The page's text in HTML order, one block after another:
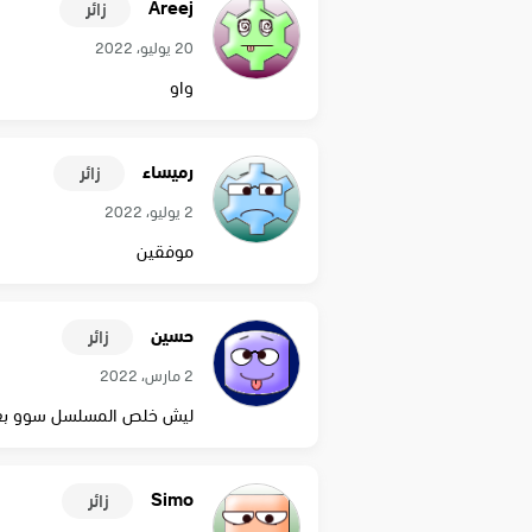
Areej زائر
20 يوليو، 2022
واو
رميساء زائر
2 يوليو، 2022
موفقين
حسين زائر
2 مارس، 2022
ليش خلص المسلسل سوو
Simo زائر